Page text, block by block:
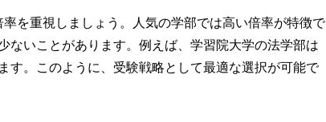
を重視しましょう。人気の学部では高い倍率が特徴で
ないことがあります。例えば、学習院大学の法学部は
す。このように、受験戦略として最適な選択が可能で